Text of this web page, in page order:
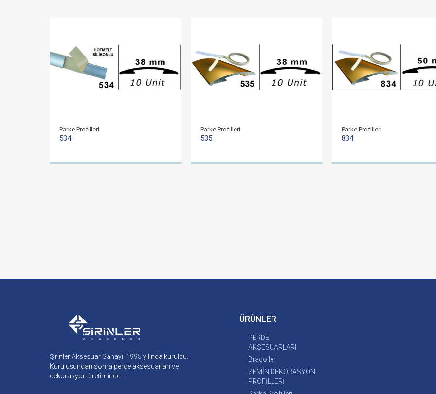
Parke Profilleri
534
Parke Profilleri
535
Parke Profilleri
834
Şirinler Aksesuar Sanayii 1995 yılında kuruldu.
Kuruluşundan sonra perde aksesuarları ve
dekorasyon üretiminde ...
ÜRÜNLER
PERDE
AKSESUARLARI
Braçoller
ZEMİN DEKORASYON
PROFİLLERİ